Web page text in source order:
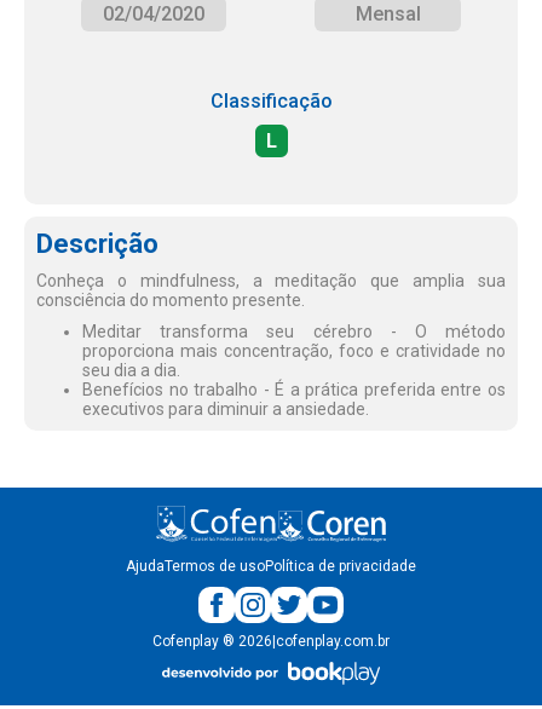
02/04/2020
Mensal
Classificação
L
Descrição
Conheça o mindfulness, a meditação que amplia sua
consciência do momento presente.
Meditar transforma seu cérebro - O método
proporciona mais concentração, foco e cratividade no
seu dia a dia.
Benefícios no trabalho - É a prática preferida entre os
executivos para diminuir a ansiedade.
AjudaTermos de usoPolítica de privacidade
Cofenplay ® 2026 cofenplay.com.br